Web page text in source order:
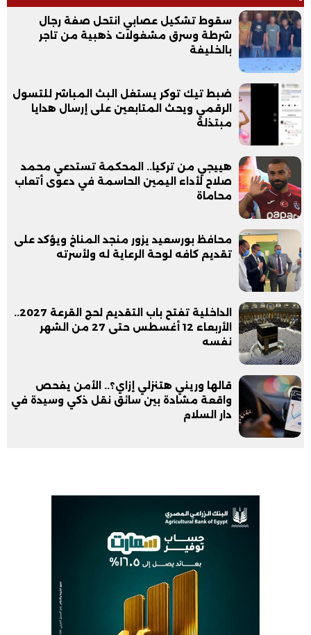
سقوط تشكيل عصابي انتحل صفة رجال
شرطة وسرق مشغولات ذهبية من تاجر
بالخليفة
ضبط تيك توكر يستغل البث المباشر للتسول
الرقمي ويحث المتابعين على إرسال هدايا
مبتذلة
هييجي من تركيا.. المحكمة تستدعي محمد
صلاح لأداء اليمين الحاسمة في دعوى أتعاب
محاماة
محافظ بورسعيد يزور منجد المناخ ويؤكد على
تقديم كافه لوحة الرعاية له ولأسرته
الداخلية تفتح باب التقديم لحج القرعة 2027..
الأربعاء 12 أغسطس حتى 27 من الشهر
نفسه
قالها وريني هتنزلي إزاي؟.. الأمن يفحص
واقعة مشادة بين سائق نقل ذكي وسيدة في
دار السلام